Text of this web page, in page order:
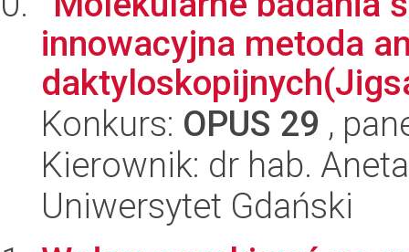
innowacyjna metoda
Konkurs: OPUS 29 ,
Kierownik: dr hab.
Uniwersytet Gdański